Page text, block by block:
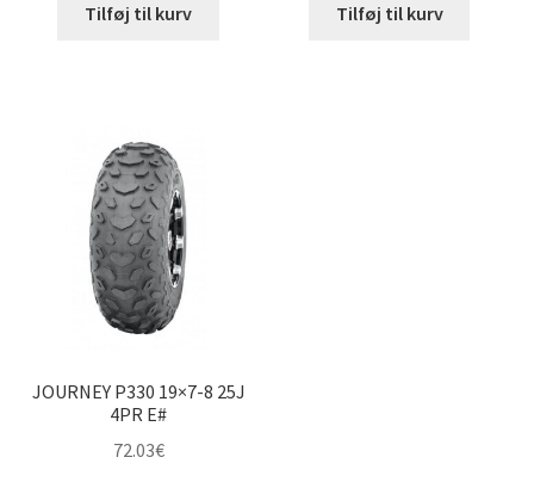
Tilføj til kurv Tilføj til kurv
JOURNEY P330 19×7-8 25J
4PR E#
72.03€